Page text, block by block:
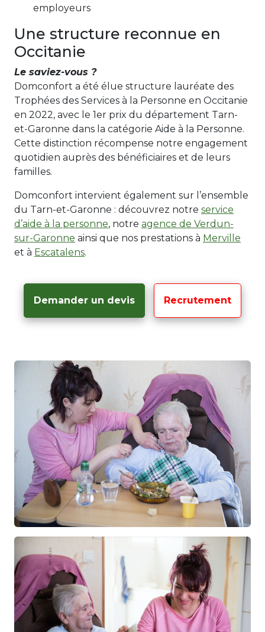
employeurs
Une structure reconnue en
Occitanie
Le saviez-vous ?
Domconfort a été élue structure lauréate des
Trophées des Services à la Personne en Occitanie
en 2022, avec le 1er prix du département Tarn-
et-Garonne dans la catégorie Aide à la Personne.
Cette distinction récompense notre engagement
quotidien auprès des bénéficiaires et de leurs
familles.
Domconfort intervient également sur l’ensemble
du Tarn-et-Garonne : découvrez notre service
d’aide à la personne, notre agence de Verdun-
sur-Garonne ainsi que nos prestations à Merville
et à Escatalens.
Demander un devis Recrutement